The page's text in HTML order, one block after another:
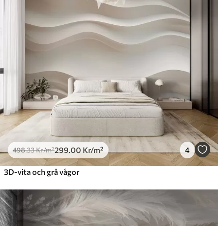
498.33Kr/m²299 .00 Kr/m² 4
3D-vita och grå vågor